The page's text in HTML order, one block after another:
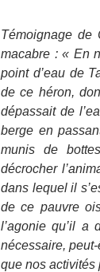
Témoignage de
macabre : « En
point d’eau de
de ce héron,
dépassait de
berge en
munis de
décrocher
dans lequel il
de ce pauvre
l’agonie qu’il a
nécessaire,
que nos activités